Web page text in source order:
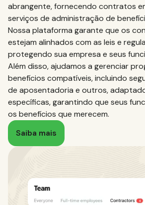
abrangente, fornecendo contratos
serviços de administração de
Nossa plataforma garante que os
estejam alinhados com as leis e
protegendo sua empresa e seus
Além disso, ajudamos a gerenciar
benefícios compatíveis, incluindo
de aposentadoria e outros,
específicas, garantindo que seus
os benefícios que merecem.
Saiba mais